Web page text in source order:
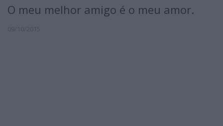
O meu melhor amigo é o meu amor.